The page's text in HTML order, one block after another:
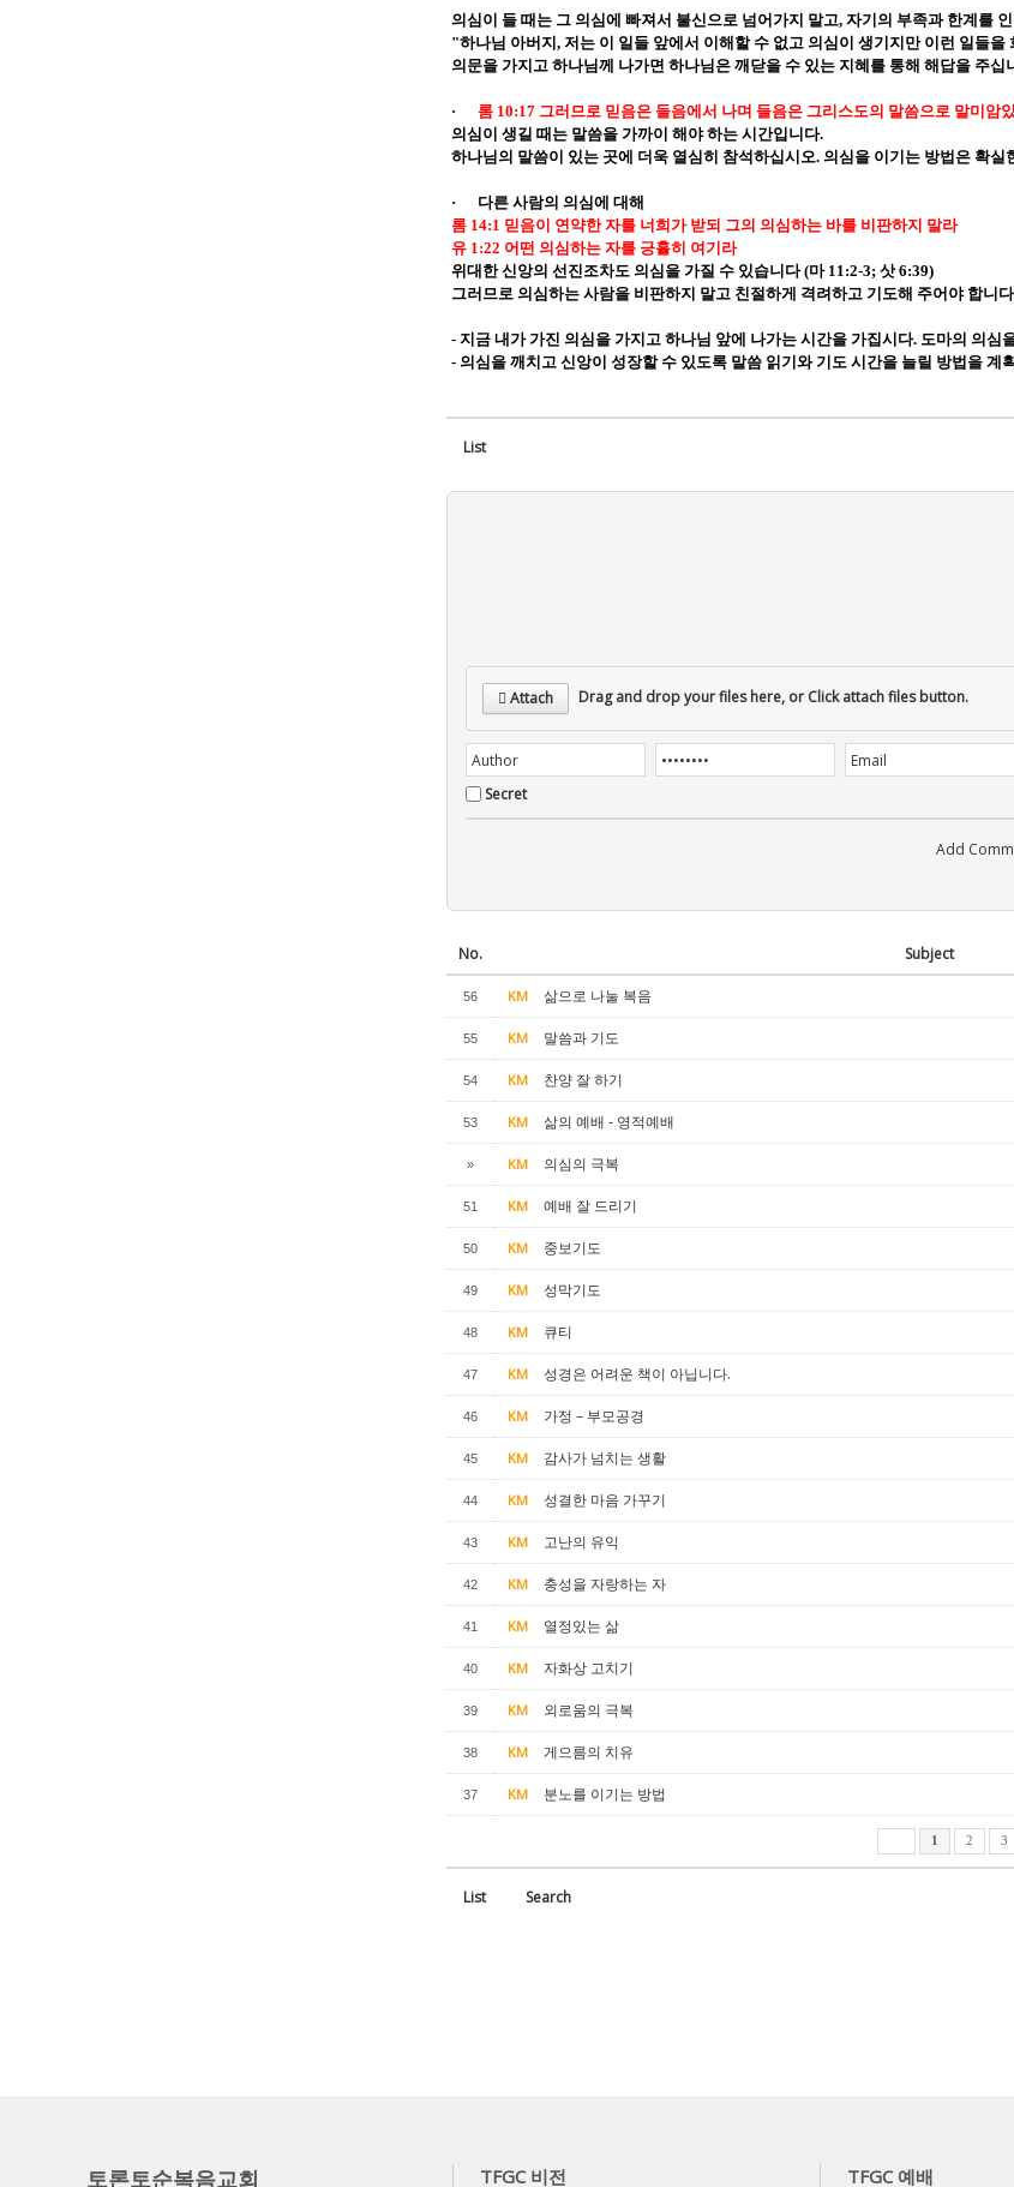
의심이 들 때는 그 의심에 빠져서 불신으로 넘어가지 말고, 자기의 부족과 한계를
"하나님 아버지 , 저는 이 일들 앞에서 이해할 수 없고 의심이 생기지만 이런 일들
의문을 가지고 하나님께 나가면 하나님은 깨닫을 수 있는 지혜를 통해 해답을 주십
· 롬 10:17 그러므로 믿음은 들음에서 나며 들음은 그리스도의 말씀으로 말미암
의심이 생길 때는 말씀을 가까이 해야 하는 시간입니다.
하나님의 말씀이 있는 곳에 더욱 열심히 참석하십시오. 의심을 이기는 방법은 확실
·
다른 사람의 의심에 대해
롬 14:1 믿음이 연약한 자를 너희가 받되 그의 의심하는 바를 비판하지 말라
유 1:22 어떤 의심하는 자를 긍휼히 여기라
위대한 신앙의 선진조차도 의심을 가질 수 있습니다(마11:2-3; 삿6:39)
그러므로 의심하는 사람을 비판하지 말고 친절하게 격려하고 기도해 주어야 합니다
- 지금 내가 가진 의심을 가지고 하나님 앞에 나가는 시간을 가집시다. 도마의 의심
- 의심을 깨치고 신앙이 성장할 수 있도록 말씀 읽기와 기도 시간을 늘릴 방법을 계
List
Attach Drag and drop your files here, or Click attach files button.
Secret
No. Subject
56 KM 삶으로 나눌 복음
55 KM 말씀과 기도
54 KM 찬양 잘 하기
53 KM 삶의 예배 - 영적예배
» KM 의심의 극복
51 KM 예배 잘 드리기
50 KM 중보기도
49 KM 성막기도
48 KM 큐티
47 KM 성경은 어려운 책이 아닙니다.
46 KM 가정 – 부모공경
45 KM 감사가 넘치는 생활
44 KM 성결한 마음 가꾸기
43 KM 고난의 유익
42 KM 충성을 자랑하는 자
41 KM 열정있는 삶
40 KM 자화상 고치기
39 KM 외로움의 극복
38 KM 게으름의 치유
37 KM 분노를 이기는 방법
1 2 3
List Search
토론토순복음교회 TFGC 비전 TFGC 예배